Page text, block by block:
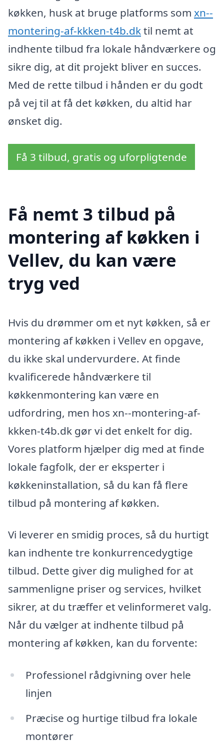
køkken, husk at bruge platforms som xn--
montering-af-kkken-t4b.dktil nemt at
indhente tilbud fra lokale håndværkere og
sikre dig, at dit projekt bliver en succes.
Med de rette tilbud i hånden er du godt
på vej til at få det køkken, du altid har
ønsket dig.
Få 3 tilbud, gratis og uforpligtende
Få nemt 3 tilbud på
montering af køkken i
Vellev, du kan være
tryg ved
Hvis du drømmer om et nyt køkken, så er
montering af køkken i Vellev en opgave,
du ikke skal undervurdere. At finde
kvalificerede håndværkere til
køkkenmontering kan være en
udfordring, men hos xn--montering-af-
kkken-t4b.dk gør vi det enkelt for dig.
Vores platform hjælper dig med at finde
lokale fagfolk, der er eksperter i
køkkeninstallation, så du kan få flere
tilbud på montering af køkken.
Vi leverer en smidig proces, så du hurtigt
kan indhente tre konkurrencedygtige
tilbud. Dette giver dig mulighed for at
sammenligne priser og services, hvilket
sikrer, at du træffer et velinformeret valg.
Når du vælger at indhente tilbud på
montering af køkken, kan du forvente:
Professionel rådgivning over hele
linjen
Præcise og hurtige tilbud fra lokale
montører